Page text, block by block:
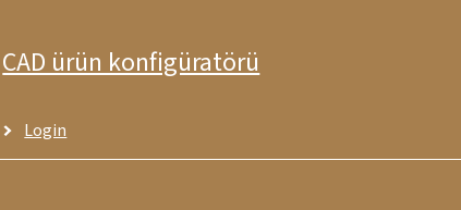
CAD ürün konfigüratörü
Login